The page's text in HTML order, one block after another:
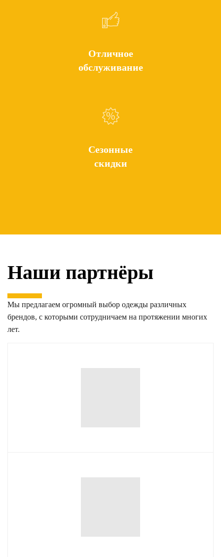
Отличное
обслуживание
Сезонные
скидки
Наши партнёры
Мы предлагаем огромный выбор одежды различных
брендов, с которыми сотрудничаем на протяжении многих
лет.